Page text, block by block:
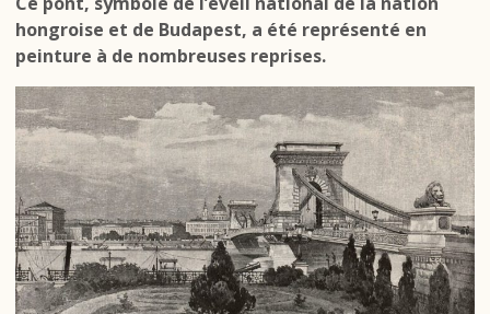
hongroise et de Budapest, a été représenté en
peinture à de nombreuses reprises.